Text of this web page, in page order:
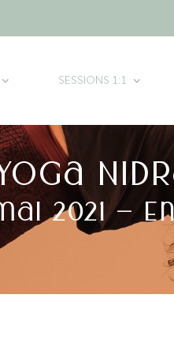
SESSIONS 1:1
2021 –